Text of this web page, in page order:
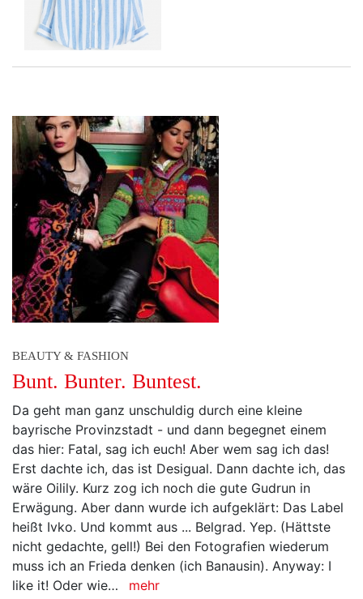
BEAUTY & FASHION
Bunt. Bunter. Buntest.
Da geht man ganz unschuldig durch eine kleine
bayrische Provinzstadt - und dann begegnet einem
das hier: Fatal, sag ich euch! Aber wem sag ich das!
Erst dachte ich, das ist Desigual. Dann dachte ich, das
wäre Oilily. Kurz zog ich noch die gute Gudrun in
Erwägung. Aber dann wurde ich aufgeklärt: Das Label
heißt Ivko. Und kommt aus ... Belgrad. Yep. (Hättste
nicht gedachte, gell!) Bei den Fotografien wiederum
muss ich an Frieda denken (ich Banausin). Anyway: I
like it! Oder wie…
mehr